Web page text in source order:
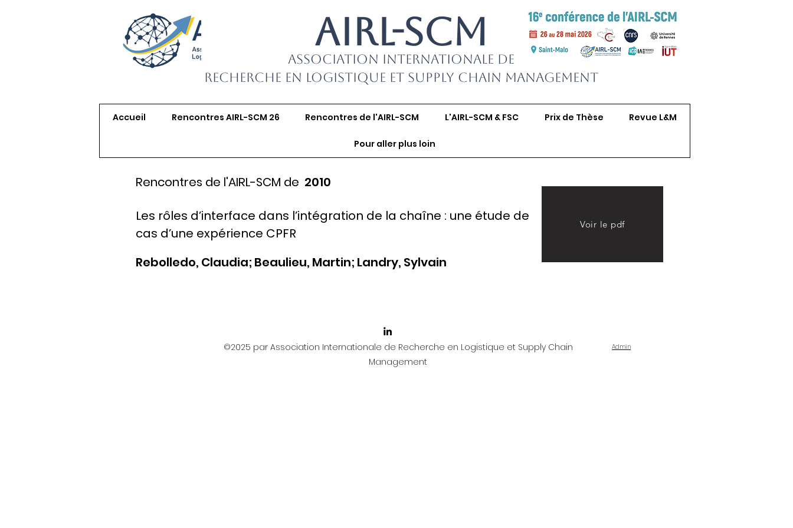
AIRL-SCM
Association Internationale de
Recherche en Logistique et Supply Chain Management
Accueil Rencontres AIRL-SCM 26 Rencontres de l'AIRL-SCM L'AIRL-SCM & FSC Prix de Thèse Revue L&M
Pour aller plus loin
Rencontres de l'AIRL-SCM de 2010
Les rôles d’interface dans l’intégration de la chaîne : une étude de
cas d’une expérience CPFR
Rebolledo, Claudia; Beaulieu, Martin; Landry, Sylvain
Voir le pdf
©2025 par Association Internationale de Recherche en Logistique et Supply Chain
Management
Admin